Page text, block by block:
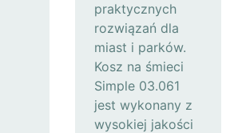
praktycznych
rozwiązań dla
miast i parków.
Kosz na śmieci
Simple 03.061
jest wykonany z
wysokiej jakości